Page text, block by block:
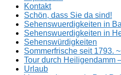
Kontakt
Schön, dass Sie da sind!
Sehenswuerdigkeiten in
Sehenswuerdigkeiten in
Sehenswürdigkeiten
Sommerfrische seit 1793.
Tour durch Heiligendamm
Urlaub